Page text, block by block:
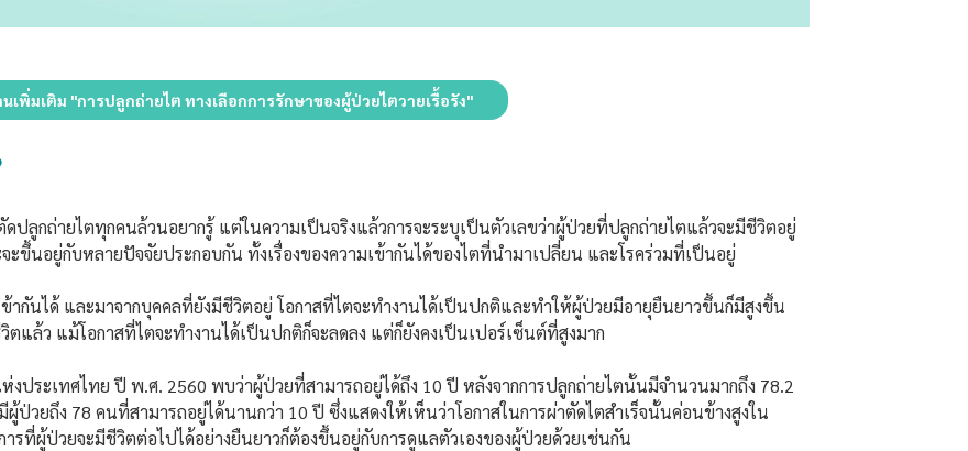
นเพิ่มเติม "การปลูกถ่ายไต ทางเลือกการรักษาของผู้ป่วยไตวายเรื้อรัง"
ปลูกถ่ายไตทุกคนล้วนอยากรู้ แต่ในความเป็นจริงแล้วการจะระบุเป็นตัวเลขว่าผู้ป่วยที่ปลูกถ่ายไตแล้วจะมีชีวิตอยู่
ขึ้นอยู่กับหลายปัจจัยประกอบกัน ทั้งเรื่องของความเข้ากันได้ของไตที่นำมาเปลี่ยน และโรคร่วมที่เป็นอยู่
ากันได้ และมาจากบุคคลที่ยังมีชีวิตอยู่ โอกาสที่ไตจะทำงานได้เป็นปกติและทำให้ผู้ป่วยมีอายุยืนยาวขึ้นก็มีสูงขึ้น
แล้ว แม้โอกาสที่ไตจะทำงานได้เป็นปกติก็จะลดลง แต่ก็ยังคงเป็นเปอร์เซ็นต์ที่สูงมาก
ประเทศไทย ปี พ.ศ. 2560 พบว่าผู้ป่วยที่สามารถอยู่ได้ถึง 10 ปี หลังจากการปลูกถ่ายไตนั้นมีจำนวนมากถึง 78.2
ป่วยถึง 78 คนที่สามารถอยู่ได้นานกว่า 10 ปี ซึ่งแสดงให้เห็นว่าโอกาสในการผ่าตัดไตสำเร็จนั้นค่อนข้างสูงใน
ที่ผู้ป่วยจะมีชีวิตต่อไปได้อย่างยืนยาวก็ต้องขึ้นอยู่กับการดูแลตัวเองของผู้ป่วยด้วยเช่นกัน